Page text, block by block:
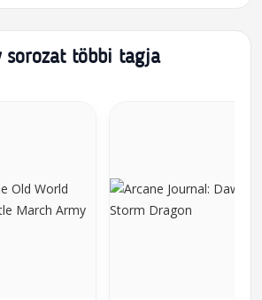
sorozat többi tagja